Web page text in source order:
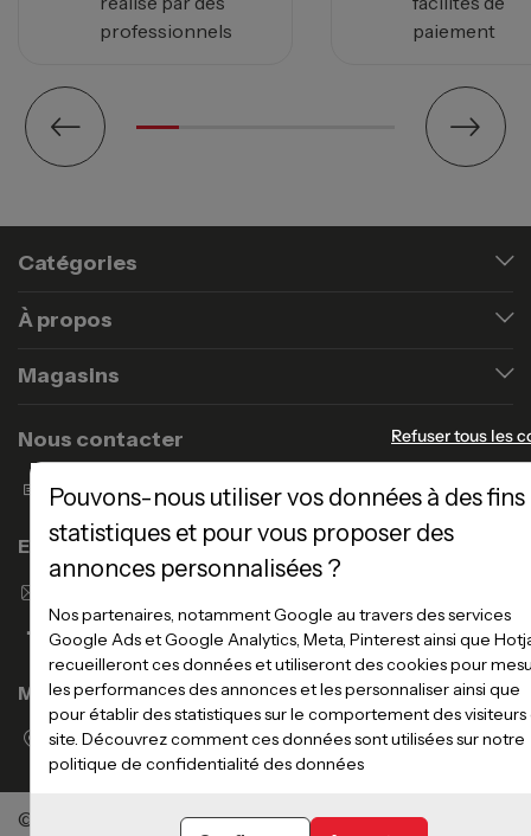
professionnels
paiement
Catégories
À propos
Magasins
Nous contacter
Formulaire de contact
Enseigne Atlas Home
Magasins
Voir la liste des magasins
©Meubles Atlas / Atlas NewcoTous droits réservés
Refuser tous les
Pouvons-nous utiliser vos données à des fins
statistiques et pour vous proposer des
annonces personnalisées ?
Nos partenaires, notamment Google au travers des services
Google Ads et Google Analytics, Meta, Pinterest ainsi que
recueilleront ces données et utiliseront des cookies pour
les performances des annonces et les personnaliser ainsi que
pour établir des statistiques sur le comportement des visiteurs
site. Découvrez comment ces données sont utilisées sur notre
politique de confidentialité des données